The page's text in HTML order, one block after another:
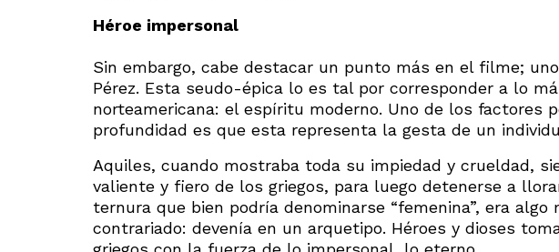
Héroe impersonal
Sin embargo, cabe destacar un punto más en el filme;
Pérez. Esta seudo-épica lo es tal por corresponder a lo
norteamericana: el espíritu moderno. Uno de los factores
profundidad es que esta representa la gesta de un
Aquiles, cuando mostraba toda su impiedad y crueldad,
valiente y fiero de los griegos, para luego detenerse a
ternura que bien podría denominarse “femenina”, era algo
contrariado: devenía en un arquetipo. Héroes y dioses